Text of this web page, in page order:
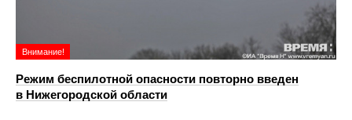
Внимание!
Режим беспилотной опасности повторно введен
в Нижегородской области